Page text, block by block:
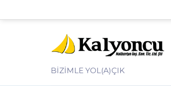
BİZİMLE YOL(A)ÇIK